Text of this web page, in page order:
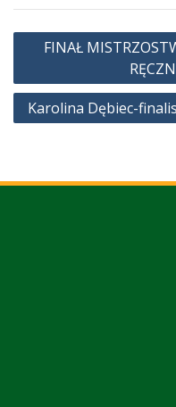
Nawigacja
FINAŁ
Karolina Dębiec-